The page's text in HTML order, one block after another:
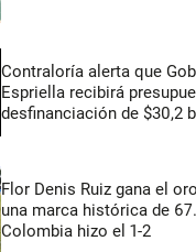
Contraloría alerta que
Espriella recibirá
desfinanciación de $30,2
Flor Denis Ruiz gana el
una marca histórica de
Colombia hizo el 1-2